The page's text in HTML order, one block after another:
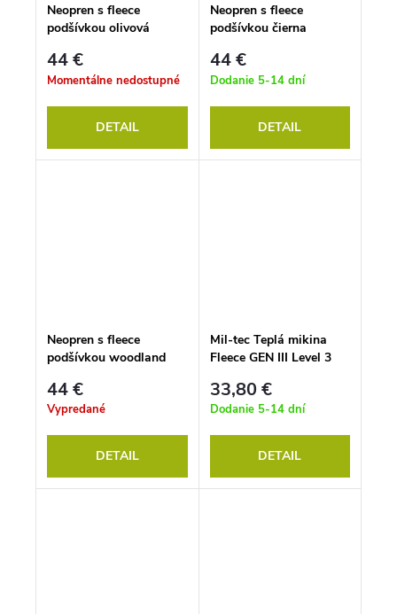
Neopren s fleece
podšívkou olivová
44 €
Momentálne nedostupné
DETAIL
Neopren s fleece
podšívkou čierna
44 €
Dodanie 5-14 dní
DETAIL
Neopren s fleece
podšívkou woodland
44 €
Vypredané
DETAIL
Mil-tec Teplá mikina
Fleece GEN III Level 3
33,80 €
Dodanie 5-14 dní
DETAIL